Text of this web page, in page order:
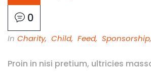
0
In Charity, Child, Feed, Sponsorship,
Proin in nisi pretium, ultricies